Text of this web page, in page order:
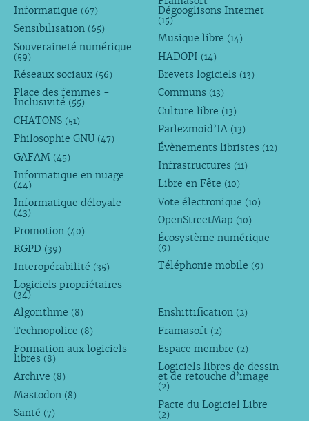
Informatique (67)
Sensibilisation (65)
Souveraineté numérique
(59)
Réseaux sociaux (56)
Place des femmes -
Inclusivité (55)
CHATONS (51)
Philosophie GNU (47)
GAFAM (45)
Informatique en nuage
(44)
Informatique déloyale
(43)
Promotion (40)
RGPD (39)
Interopérabilité (35)
Logiciels propriétaires
(34)
Dégooglisons Internet
(15)
Musique libre (14)
HADOPI (14)
Brevets logiciels (13)
Communs (13)
Culture libre (13)
Parlezmoid’IA (13)
Évènements libristes (12)
Infrastructures (11)
Libre en Fête (10)
Vote électronique (10)
OpenStreetMap (10)
Écosystème numérique
(9)
Téléphonie mobile (9)
Algorithme (8)
Technopolice (8)
Formation aux logiciels
libres (8)
Archive (8)
Mastodon (8)
Santé (7)
Enshittification (2)
Framasoft (2)
Espace membre (2)
Logiciels libres de dessin
et de retouche d’image
(2)
Pacte du Logiciel Libre
(2)